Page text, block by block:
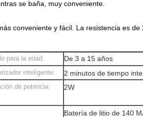
se baña, muy conveniente.
conveniente y fácil. La resistencia es de
para la edad: De 3 a 15 años
inteligente: 2 minutos de tiempo
de potencia: 2W
Batería de litio de 140